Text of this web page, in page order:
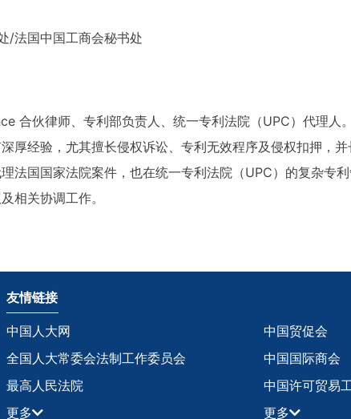
/法国中国工商会秘书处
合伙律师、专利部负责人、统一专利法院（UPC）代理人
厚经验，尤其擅长侵权诉讼、专利无效程序及侵权扣押，
法国国家法院案件，也在统一专利法院（UPC）的复杂专
相关协调工作。
友情链接
中国人大网
全国人大常委会法制工作委员会
最高人民法院
更多
中国贸促会
中国国际商会
中国许可贸易
更多